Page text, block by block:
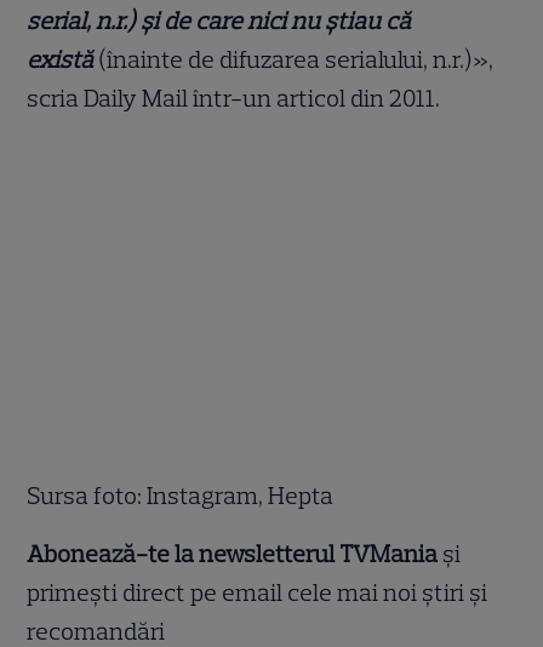
serial, n.r.) şi de care nici nu ştiau că
există(înainte de difuzarea serialului, n.r.)»,
scria Daily Mail într-un articol din 2011.
Sursa foto: Instagram, Hepta
Abonează-te la newsletterul TVMania și
primești direct pe email cele mai noi știri și
recomandări